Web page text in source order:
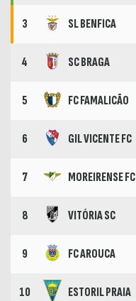
3 SL BENFICA
4 SC BRAGA
5 FC FAMALICÃO
6 GIL VICENTE FC
7 MOREIRENSE FC
8 VITÓRIA SC
9 FC AROUCA
10 ESTORIL PRAIA